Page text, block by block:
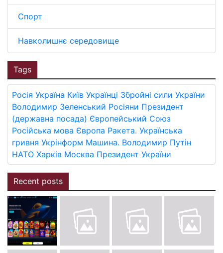
Спорт
Навколишнє середовище
Tags
Росія Україна Київ Українці Збройні сили України
Володимир Зеленський Росіяни Президент
(державна посада) Європейський Союз
Російська мова Європа Ракета. Українська
гривня Укрінформ Машина. Володимир Путін
НАТО Харків Москва Президент України
Recent posts